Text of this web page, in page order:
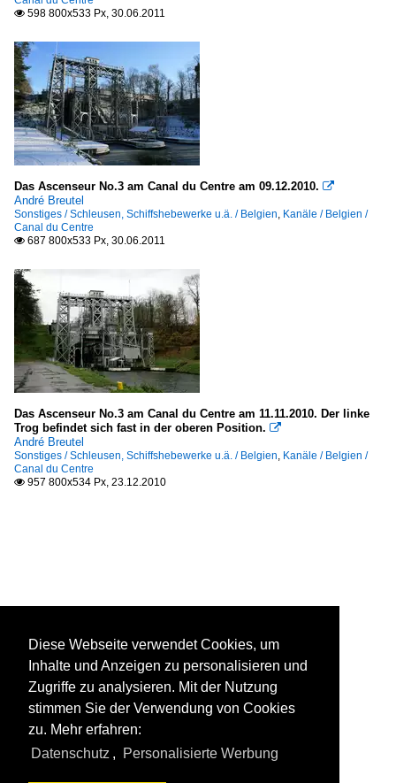
 598 800x533 Px, 30.06.2011
Das Ascenseur No.3 am Canal du Centre am 09.12.2010. 
André Breutel
Sonstiges / Schleusen, Schiffshebewerke u.ä. / Belgien, Kanäle / Belgien /
Canal du Centre
 687 800x533 Px, 30.06.2011
Das Ascenseur No.3 am Canal du Centre am 11.11.2010. Der linke
Trog befindet sich fast in der oberen Position. 
André Breutel
Sonstiges / Schleusen, Schiffshebewerke u.ä. / Belgien, Kanäle / Belgien /
Canal du Centre
 957 800x534 Px, 23.12.2010
Diese Webseite verwendet Cookies, um
Inhalte und Anzeigen zu personalisieren und
Zugriffe zu analysieren. Mit der Nutzung
stimmen Sie der Verwendung von Cookies
zu. Mehr erfahren:
Datenschutz , Personalisierte Werbung